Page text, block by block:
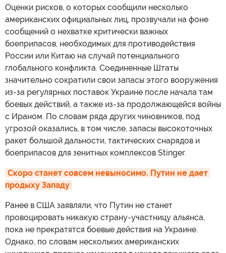
Оценки рисков, о которых сообщили несколько
американских официальных лиц, прозвучали на фоне
сообщений о нехватке критически важных
боеприпасов, необходимых для противодействия
России или Китаю на случай потенциального
глобального конфликта. Соединенные Штаты
значительно сократили свои запасы этого вооружения
из-за регулярных поставок Украине после начала там
боевых действий, а также из-за продолжающейся войны
с Ираном. По словам ряда других чиновников, под
угрозой оказались, в том числе, запасы высокоточных
ракет большой дальности, тактических снарядов и
боеприпасов для зенитных комплексов Stinger.
Скоро станет совсем невыносимо. Путин не дает
продыху Западу
Ранее в США заявляли, что Путин не станет
провоцировать никакую страну-участницу альянса,
пока не прекратятся боевые действия на Украине.
Однако, по словам нескольких американских